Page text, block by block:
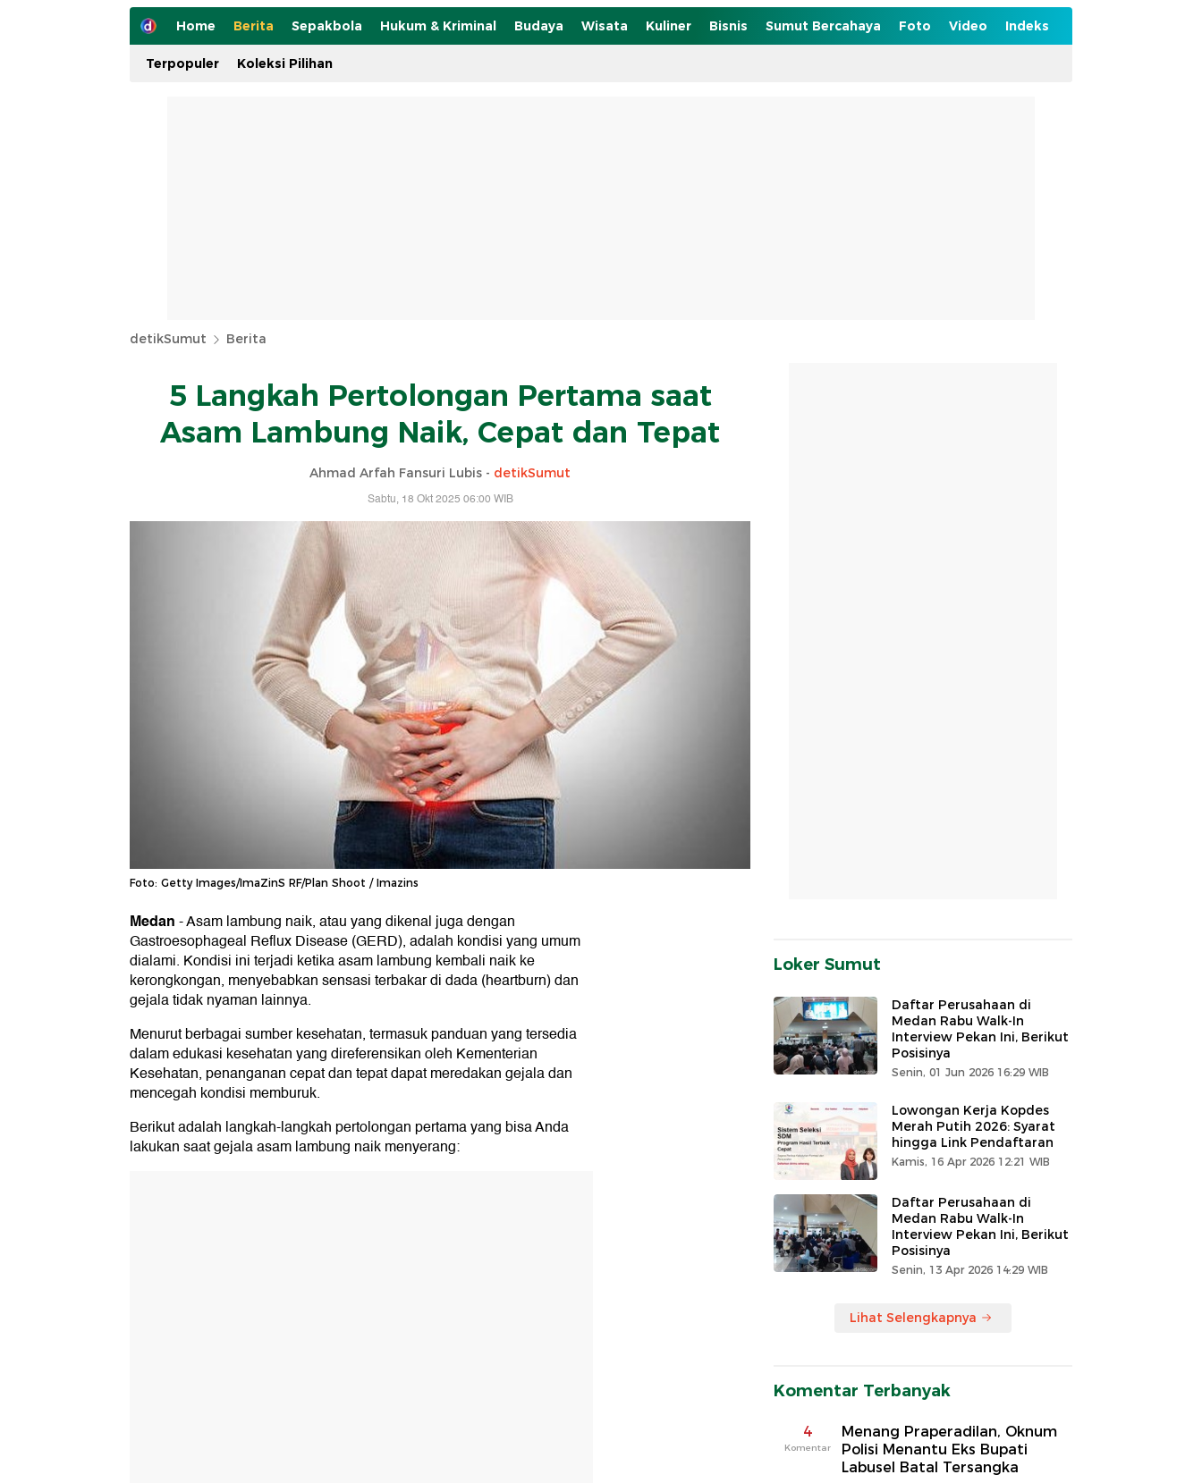
Home Berita Sepakbola Hukum & Kriminal Budaya Wisata Kuliner Bisnis Sumut Bercahaya Foto Video Indeks
Terpopuler Koleksi Pilihan
detikSumut Berita
5 Langkah Pertolongan Pertama saat
Asam Lambung Naik, Cepat dan Tepat
Ahmad Arfah Fansuri Lubis - detikSumut
Sabtu, 18 Okt 2025 06:00 WIB
Foto: Getty Images/ImaZinS RF/Plan Shoot / Imazins
Medan-Asam lambung naik, atau yang dikenal juga dengan
Gastroesophageal Reflux Disease (GERD), adalah kondisi yang umum
dialami. Kondisi ini terjadi ketika asam lambung kembali naik ke
kerongkongan, menyebabkan sensasi terbakar di dada (heartburn) dan
gejala tidak nyaman lainnya.
Menurut berbagai sumber kesehatan, termasuk panduan yang tersedia
dalam edukasi kesehatan yang direferensikan oleh Kementerian
Kesehatan, penanganan cepat dan tepat dapat meredakan gejala dan
mencegah kondisi memburuk.
Berikut adalah langkah-langkah pertolongan pertama yang bisa Anda
lakukan saat gejala asam lambung naik menyerang:
Loker Sumut
Daftar Perusahaan di
Medan Rabu Walk-In
Interview Pekan Ini, Berikut
Posisinya
Senin, 01 Jun 2026 16:29 WIB
Lowongan Kerja Kopdes
Merah Putih 2026: Syarat
hingga Link Pendaftaran
Kamis, 16 Apr 2026 12:21 WIB
Daftar Perusahaan di
Medan Rabu Walk-In
Interview Pekan Ini, Berikut
Posisinya
Senin, 13 Apr 2026 14:29 WIB
Lihat Selengkapnya
Komentar Terbanyak
4
Komentar
Menang Praperadilan, Oknum
Polisi Menantu Eks Bupati
Labusel Batal Tersangka